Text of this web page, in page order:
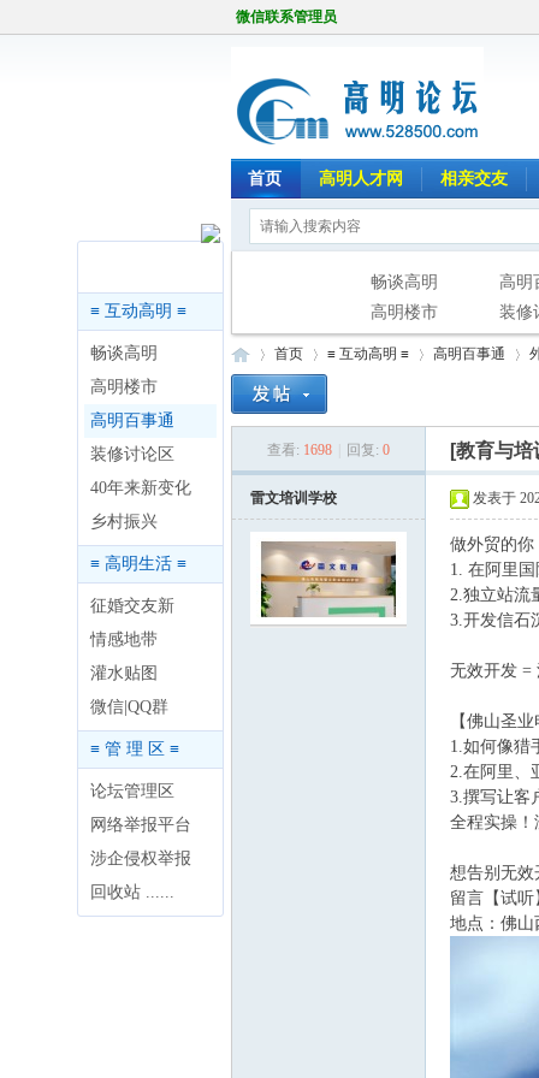
微信联系管理员
首页 高明人才网 相亲交友
畅谈高明
高明
高明楼市
装修
≡ 互动高明 ≡
畅谈高明
高明楼市
高明百事通
装修讨论区
40年来新变化
乡村振兴
≡ 高明生活 ≡
征婚交友新
情感地带
灌水贴图
微信|QQ群
≡ 管 理 区 ≡
论坛管理区
网络举报平台
涉企侵权举报
回收站 ......
首页
›
≡ 互动高明 ≡ 高明百事通
›
查看: 1698 回复: 0 [教育与
雷文培训学校 发表于
做外贸的你
1. 在阿里
2.独立站流
3.开发信石
无效开发 =
【佛山圣
1.如何像猎
2.在阿里、
3.撰写让客
全程实操！
想告别无效
留言【试
地点：佛山